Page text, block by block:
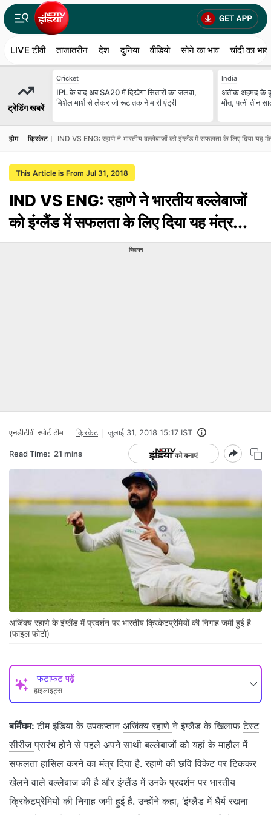
LIVE टीवी ताजातरीन देश दुनिया वीडियो सोने का भाव चांदी का भाव
ट्रेडिंग खबरें
Cricket
IPL के बाद अब SA20 में दिखेगा सितारों का जलवा,
मिशेल मार्श से लेकर जो रूट तक ने मारी एंट्री
India
अतीक अहमद के
मौत, पत्नी तीन
होम क्रिकेट IND VS ENG: रहाणे ने भारतीय बल्‍लेबाजों को इंग्‍लैंड में सफलता के लिए दिया यह
This Article is From Jul 31, 2018
IND VS ENG: रहाणे ने भारतीय बल्‍लेबाजों
को इंग्‍लैंड में सफलता के लिए दिया यह मंत्र...
विज्ञापन
एनडीटीवी स्‍पोर्ट टीम क्रिकेट जुलाई 31, 2018 15:17 IST
Read Time: 21 mins
अजिंक्‍य रहाणे के इंग्‍लैंड में प्रदर्शन पर भारतीय क्रिकेटप्रेमियों की निगाह जमी हुई है
(फाइल फोटो)
फटाफट पढ़ें
हाइलाइट्स
बर्मिंघम: टीम इंडिया के उपकप्‍तान अजिंक्‍य रहाणेने इंग्‍लैंड के खिलाफटेस्‍ट
सीरीजप्रारंभ होने से पहले अपने साथी बल्‍लेबाजों को यहां के माहौल में
सफलता हासिल करने का मंत्र दिया है. रहाणे की छवि विकेट पर टिककर
खेलने वाले बल्‍लेबाज की है और इंग्‍लैंड में उनके प्रदर्शन पर भारतीय
क्रिकेटप्रेमियों की निगाह जमी हुई है. उन्होंने कहा, ‘इंग्लैंड में धैर्य रखना